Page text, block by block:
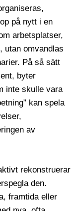
på nytt i en
arbetsplatser,
utan omvandlas
På så sätt
byter
inte skulle vara
kan spela
av
rekonstruerar
den.
framtida eller